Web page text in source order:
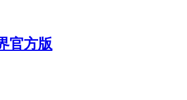
官方版